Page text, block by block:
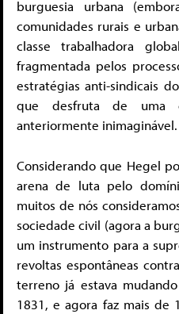
burguesia urbana
comunidades rurais e
classe trabalhadora
fragmentada pelos
estratégias anti-sindicais
que desfruta de uma
anteriormente inimaginável.
Considerando que Hegel
arena de luta pelo
muitos de nós
sociedade civil (agora a
um instrumento para a
revoltas espontâneas
terreno já estava
1831, e agora faz mais de